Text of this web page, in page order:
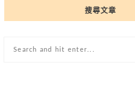
搜尋文章